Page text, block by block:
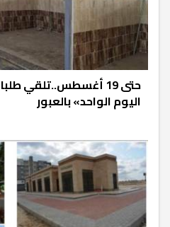
حتى 19 أغسطس..تلقي
اليوم الواحد» بالعبور